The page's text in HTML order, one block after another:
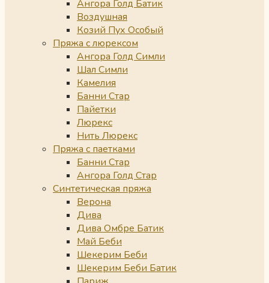
Ангора Голд Батик
Воздушная
Козий Пух Особый
Пряжа с люрексом
Ангора Голд Симли
Шал Симли
Камелия
Банни Стар
Пайетки
Люрекс
Нить Люрекс
Пряжа с паетками
Банни Стар
Ангора Голд Стар
Синтетическая пряжа
Верона
Дива
Дива Омбре Батик
Май Беби
Шекерим Беби
Шекерим Беби Батик